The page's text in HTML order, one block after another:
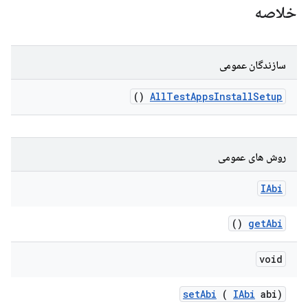
خلاصه
سازندگان عمومی
AllTestAppsInstallSetup
()
روش های عمومی
IAbi
getAbi
()
void
setAbi ( IAbi abi)